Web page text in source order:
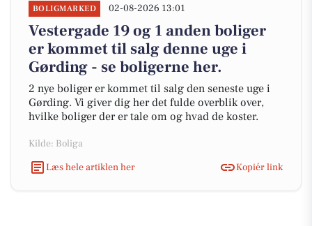
BOLIGMARKED 02-08-2026 13:01
Vestergade 19 og 1 anden boliger
er kommet til salg denne uge i
Gørding - se boligerne her.
2 nye boliger er kommet til salg den seneste uge i
Gørding. Vi giver dig her det fulde overblik over,
hvilke boliger der er tale om og hvad de koster.
Kilde: Boliga
Læs hele artiklen her
Kopiér link